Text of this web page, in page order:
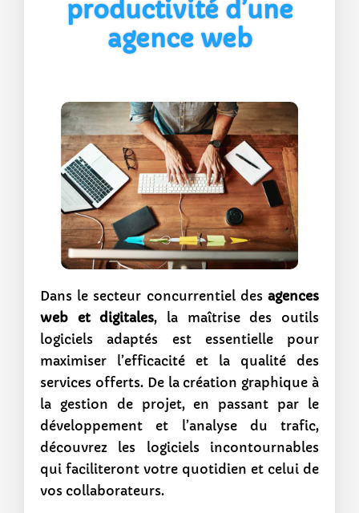
productivité d’une
agence web
Dans le secteur concurrentiel des agences
web et digitales, la maîtrise des outils
logiciels adaptés est essentielle pour
maximiser l’efficacité et la qualité des
services offerts. De la création graphique à
la gestion de projet, en passant par le
développement et l’analyse du trafic,
découvrez les logiciels incontournables
qui faciliteront votre quotidien et celui de
vos collaborateurs.